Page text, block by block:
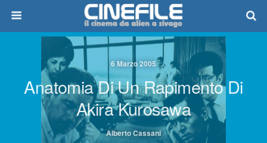
6 Marzo 2005
Anatomia Di Un Rapimento Di
Akira Kurosawa
Alberto Cassani